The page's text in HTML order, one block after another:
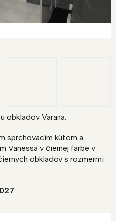
obkladov Varana.
sprchovacím kútom a
Vanessa v čiernej farbe v
obkladov s rozmermi